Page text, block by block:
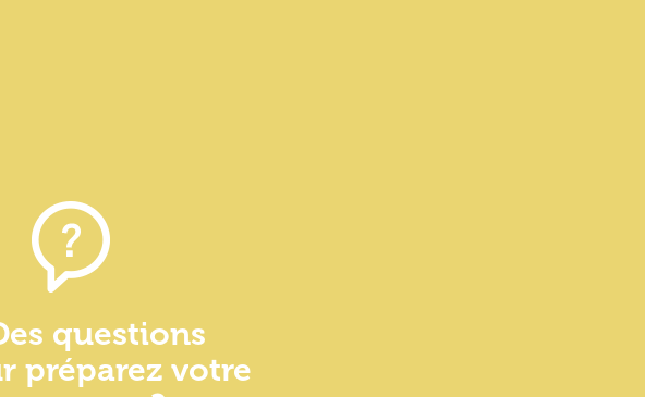
questions
préparez votre